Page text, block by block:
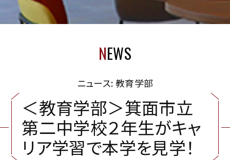
NEWS
ニュース: 教育学部
＜教育学部＞箕面市立
第二中学校２年生がキャ
リア学習で本学を見学！